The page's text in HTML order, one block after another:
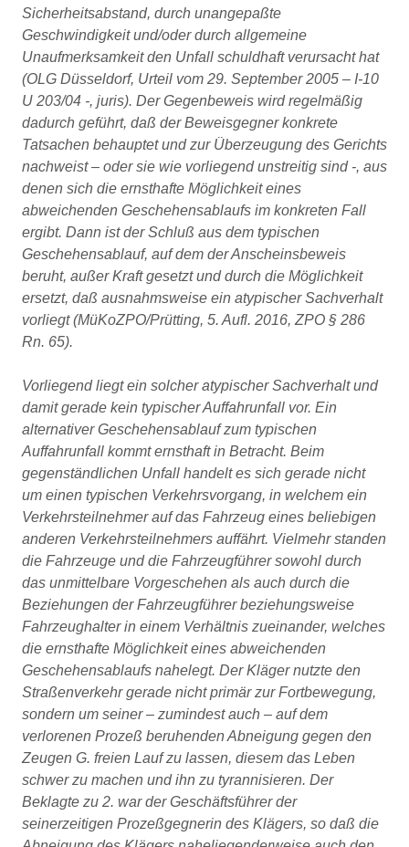
Sicherheitsabstand, durch unangepaßte
Geschwindigkeit und/oder durch allgemeine
Unaufmerksamkeit den Unfall schuldhaft verursacht hat
(OLG Düsseldorf, Urteil vom 29. September 2005 – I-10
U 203/04 -, juris). Der Gegenbeweis wird regelmäßig
dadurch geführt, daß der Beweisgegner konkrete
Tatsachen behauptet und zur Überzeugung des Gerichts
nachweist – oder sie wie vorliegend unstreitig sind -, aus
denen sich die ernsthafte Möglichkeit eines
abweichenden Geschehensablaufs im konkreten Fall
ergibt. Dann ist der Schluß aus dem typischen
Geschehensablauf, auf dem der Anscheinsbeweis
beruht, außer Kraft gesetzt und durch die Möglichkeit
ersetzt, daß ausnahmsweise ein atypischer Sachverhalt
vorliegt (MüKoZPO/Prütting, 5. Aufl. 2016, ZPO § 286
Rn. 65).
Vorliegend liegt ein solcher atypischer Sachverhalt und
damit gerade kein typischer Auffahrunfall vor. Ein
alternativer Geschehensablauf zum typischen
Auffahrunfall kommt ernsthaft in Betracht. Beim
gegenständlichen Unfall handelt es sich gerade nicht
um einen typischen Verkehrsvorgang, in welchem ein
Verkehrsteilnehmer auf das Fahrzeug eines beliebigen
anderen Verkehrsteilnehmers auffährt. Vielmehr standen
die Fahrzeuge und die Fahrzeugführer sowohl durch
das unmittelbare Vorgeschehen als auch durch die
Beziehungen der Fahrzeugführer beziehungsweise
Fahrzeughalter in einem Verhältnis zueinander, welches
die ernsthafte Möglichkeit eines abweichenden
Geschehensablaufs nahelegt. Der Kläger nutzte den
Straßenverkehr gerade nicht primär zur Fortbewegung,
sondern um seiner – zumindest auch – auf dem
verlorenen Prozeß beruhenden Abneigung gegen den
Zeugen G. freien Lauf zu lassen, diesem das Leben
schwer zu machen und ihn zu tyrannisieren. Der
Beklagte zu 2. war der Geschäftsführer der
seinerzeitigen Prozeßgegnerin des Klägers, so daß die